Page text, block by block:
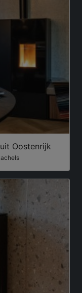
Oostenrijk